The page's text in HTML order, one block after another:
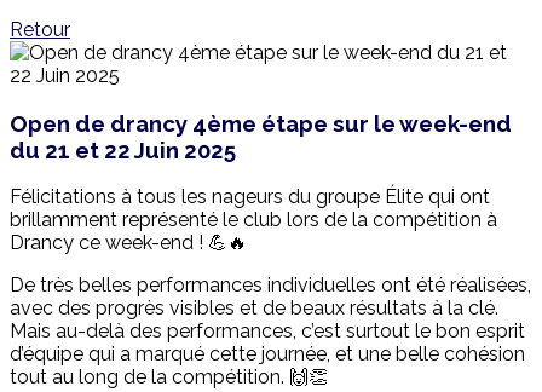
Retour
Open de drancy 4ème étape sur le week-end
du 21 et 22 Juin 2025
Félicitations à tous les nageurs du groupe Élite qui ont
brillamment représenté le club lors de la compétition à
Drancy ce week-end ! 💪🔥
De très belles performances individuelles ont été réalisées,
avec des progrès visibles et de beaux résultats à la clé.
Mais au-delà des performances, c’est surtout le bon esprit
d’équipe qui a marqué cette journée, et une belle cohésion
tout au long de la compétition. 🙌👏